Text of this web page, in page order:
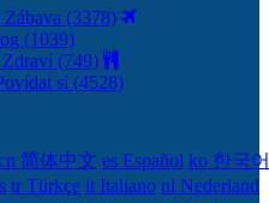
Zábava (3378)
(1039)
Zdraví (749)
si (4528)
简体中文 es Español ko 한국어
tr Türkçe it Italiano nl Nederland